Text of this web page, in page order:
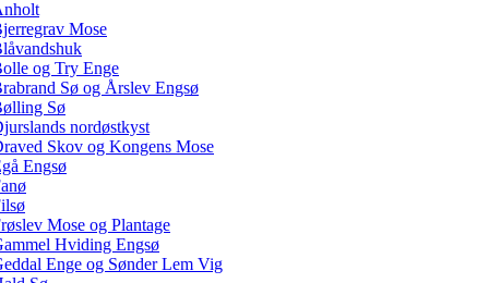
Mose
og Try Enge
Sø og Årslev Engsø
Sø
nordøstkyst
Skov og Kongens Mose
Engsø
Mose og Plantage
Hviding Engsø
Enge og Sønder Lem Vig